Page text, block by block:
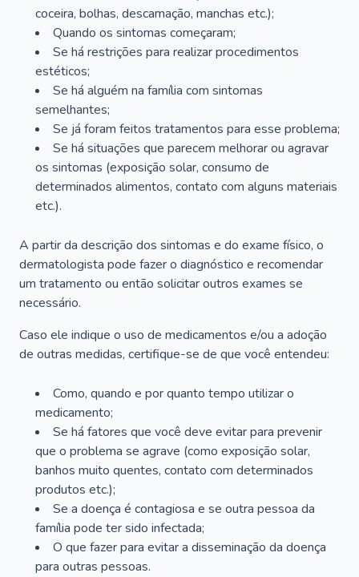
coceira, bolhas, descamação, manchas etc.);
Quando os sintomas começaram;
Se há restrições para realizar procedimentos
estéticos;
Se há alguém na família com sintomas
semelhantes;
Se já foram feitos tratamentos para esse problema;
Se há situações que parecem melhorar ou agravar
os sintomas (exposição solar, consumo de
determinados alimentos, contato com alguns materiais
etc.).
A partir da descrição dos sintomas e do exame físico, o
dermatologista pode fazer o diagnóstico e recomendar
um tratamento ou então solicitar outros exames se
necessário.
Caso ele indique o uso de medicamentos e/ou a adoção
de outras medidas, certifique-se de que você entendeu:
Como, quando e por quanto tempo utilizar o
medicamento;
Se há fatores que você deve evitar para prevenir
que o problema se agrave (como exposição solar,
banhos muito quentes, contato com determinados
produtos etc.);
Se a doença é contagiosa e se outra pessoa da
família pode ter sido infectada;
O que fazer para evitar a disseminação da doença
para outras pessoas.